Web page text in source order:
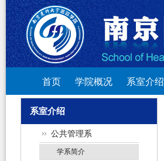
首页 学院概况 系室介绍
系室介绍
公共管理系
学系简介